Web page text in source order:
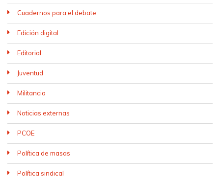
Cuadernos para el debate
Edición digital
Editorial
Juventud
Militancia
Noticias externas
PCOE
Política de masas
Política sindical